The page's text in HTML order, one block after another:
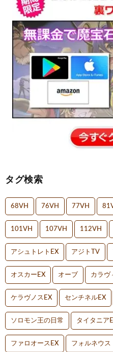
タグ検索
68VH 76VH 77VH
101VH 107VH 112VH
アシュトレトEX アジトTV
オスカーEX オーブ カラヴ
ケラヴノスEX センチネルEX
ソロモン王の日常 タイタニア
ファロオースEX フォルネウス